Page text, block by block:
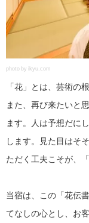
photo by ikyu.com
「花」とは、芸術の
また、再び来たいと
ます。人は予想だに
します。見た目はそ
ただく工夫こそが、
当宿は、この「花伝
てなしの心とし、お